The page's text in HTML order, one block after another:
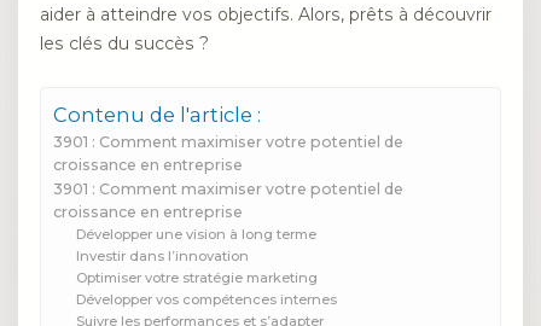
aider à atteindre vos objectifs. Alors, prêts à découvrir
les clés du succès ?
Contenu de l'article :
3901 : Comment maximiser votre potentiel de
croissance en entreprise
3901 : Comment maximiser votre potentiel de
croissance en entreprise
Développer une vision à long terme
Investir dans l’innovation
Optimiser votre stratégie marketing
Développer vos compétences internes
Suivre les performances et s’adapter